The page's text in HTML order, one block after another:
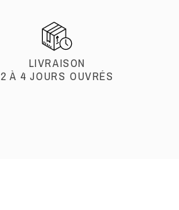
LIVRAISON
2 À 4 JOURS OUVRÉS